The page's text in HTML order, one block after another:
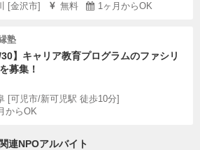
[金沢市] 無料 1ヶ月からOK
塾
30】キャリア教育プログラムのファシリ
募集！
[可児市/新可児駅 徒歩10分]
からOK
関連NPOアルバイト